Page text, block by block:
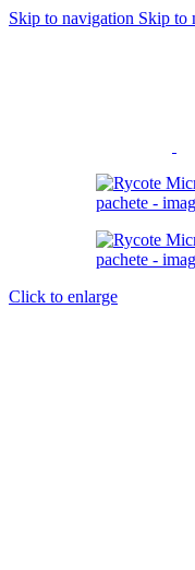
Skip to navigation Skip to
Click to enlarge